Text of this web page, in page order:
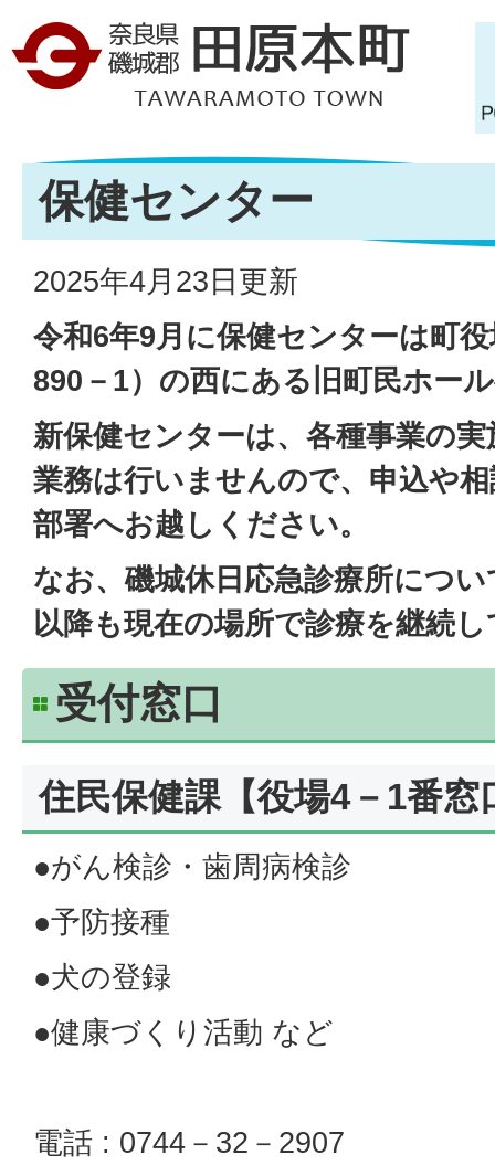
保健センター
2025年4月23日更新
令和6年9月に保健センターは町
890－1）の西にある旧町民ホー
新保健センターは、各種事業の
業務は行いませんので、申込や
部署へお越しください。
なお、磯城休日応急診療所につ
以降も現在の場所で診療を継続
受付窓口
住民保健課【役場4－1番窓
●がん検診・歯周病検診
●予防接種
●犬の登録
●健康づくり活動 など
電話 : 0744－32－2907